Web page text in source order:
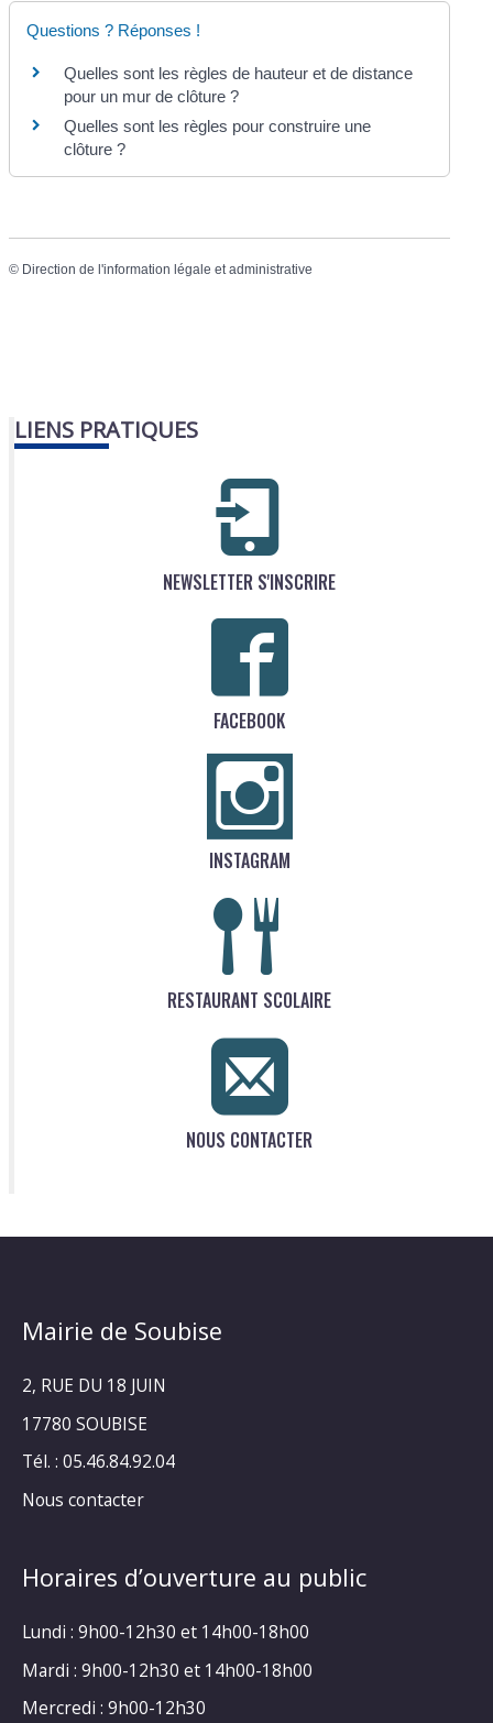
Questions ? Réponses !
Quelles sont les règles de hauteur et de distance
pour un mur de clôture ?
Quelles sont les règles pour construire une
clôture ?
© Direction de l'information légale et administrative
LIENS PRATIQUES
NEWSLETTER S'INSCRIRE
FACEBOOK
INSTAGRAM
RESTAURANT SCOLAIRE
NOUS CONTACTER
Mairie de Soubise
2, RUE DU 18 JUIN
17780 SOUBISE
Tél. : 05.46.84.92.04
Nous contacter
Horaires d’ouverture au public
Lundi : 9h00-12h30 et 14h00-18h00
Mardi : 9h00-12h30 et 14h00-18h00
Mercredi : 9h00-12h30